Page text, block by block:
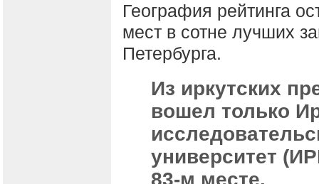
География рейтинга
мест в сотне лучших
Петербурга.
Из иркутских
вошел только
университет
83-м месте.